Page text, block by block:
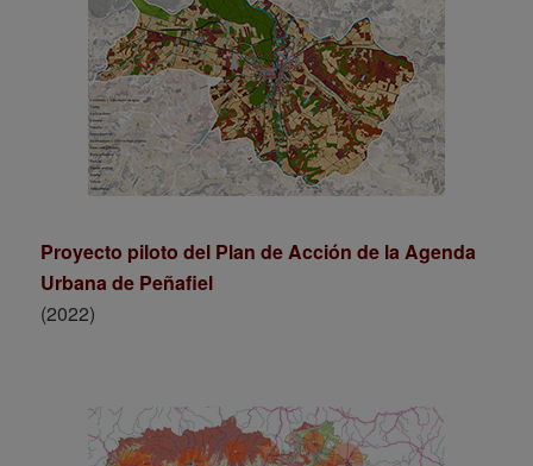
Proyecto piloto del Plan de Acción de la Agenda
Urbana de Peñafiel
(2022)